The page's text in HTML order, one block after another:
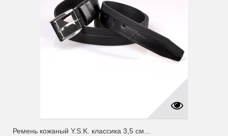
Ремень кожаный Y.S.K. классика 3,5 см...